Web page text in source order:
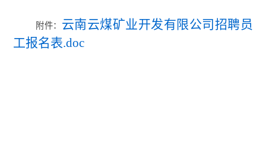
附件： 云南云煤矿业开发有限公司招聘员
工报名表.doc